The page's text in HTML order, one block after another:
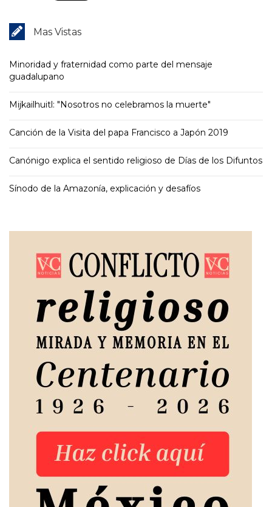
Mas Vistas
Minoridad y fraternidad como parte del mensaje
guadalupano
Mijkailhuitl: "Nosotros no celebramos la muerte"
Canción de la Visita del papa Francisco a Japón 2019
Canónigo explica el sentido religioso de Días de los Difuntos
Sínodo de la Amazonía, explicación y desafíos